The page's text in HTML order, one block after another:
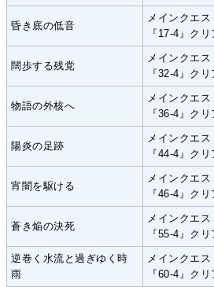
昏き底の低音
メインクエス
『17-4』クリ
闊歩する残党
メインクエス
『32-4』クリ
物語の外核へ
メインクエス
『36-4』クリ
陽炎の足跡
メインクエス
『44-4』クリ
宵闇を駆ける
メインクエス
『46-4』クリ
蒼き焔の決死
メインクエス
『55-4』クリ
逆巻く水流と過ぎゆく時
雨
メインクエス
『60-4』クリ